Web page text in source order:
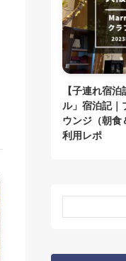
【子連れ宿
ル」宿泊記｜
ウンジ（朝食
利用レポ